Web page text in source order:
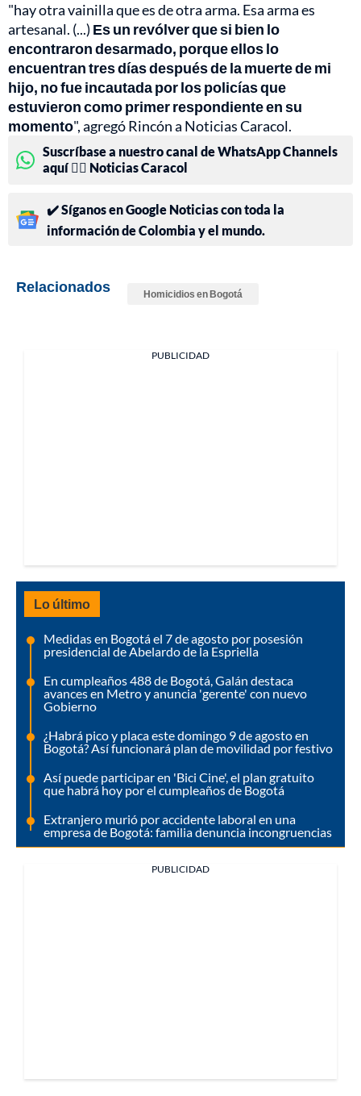
"hay otra vainilla que es de otra arma. Esa arma es
artesanal. (...) Es un revólver que si bien lo
encontraron desarmado, porque ellos lo
encuentran tres días después de la muerte de mi
hijo, no fue incautada por los policías que
estuvieron como primer respondiente en su
momento", agregó Rincón a Noticias Caracol.
Suscríbase a nuestro canal de WhatsApp Channels
aquí 👉🏻 Noticias Caracol
✔️ Síganos en Google Noticias con toda la
información de Colombia y el mundo.
Relacionados Homicidios en Bogotá
PUBLICIDAD
Lo último
Medidas en Bogotá el 7 de agosto por posesión
presidencial de Abelardo de la Espriella
En cumpleaños 488 de Bogotá, Galán destaca
avances en Metro y anuncia 'gerente' con nuevo
Gobierno
¿Habrá pico y placa este domingo 9 de agosto en
Bogotá? Así funcionará plan de movilidad por festivo
Así puede participar en 'Bici Cine', el plan gratuito
que habrá hoy por el cumpleaños de Bogotá
Extranjero murió por accidente laboral en una
empresa de Bogotá: familia denuncia incongruencias
PUBLICIDAD